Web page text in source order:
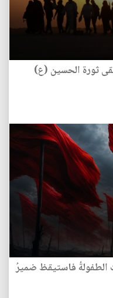
ثورة الحسين (ع)
الطفولةُ فاستيقظ ضميرُ